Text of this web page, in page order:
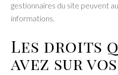
gestionnaires du site peuvent
informations.
Les droits
avez sur